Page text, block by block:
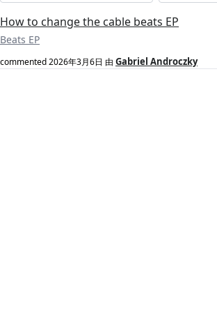
How to change the cable beats EP
Beats EP
commented2026年3月6日 由 Gabriel Androczky